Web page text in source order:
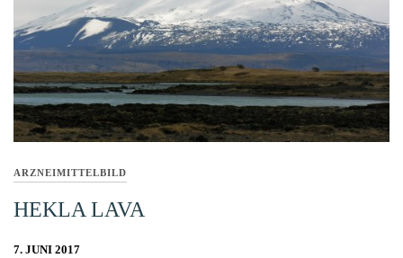
ARZNEIMITTELBILD
HEKLA LAVA
7. JUNI 2017